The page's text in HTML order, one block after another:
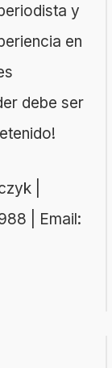
y
en
debe ser
|
| Email: